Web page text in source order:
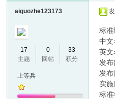
aiguozhe123173
17
主题
0
回帖
33
积分
上等兵
标
中
英文
发
发
实
标